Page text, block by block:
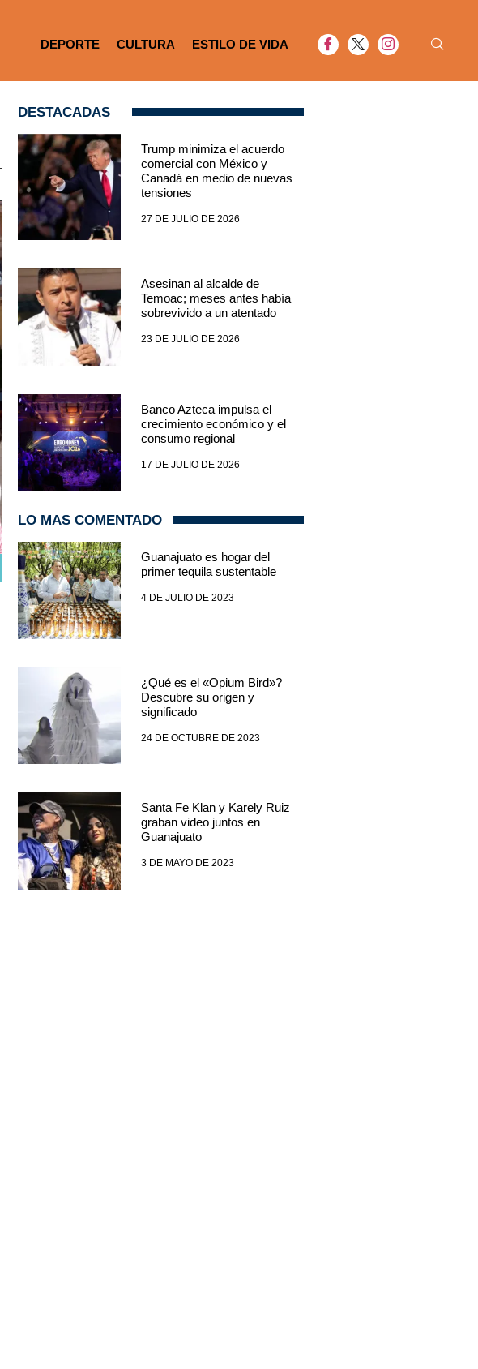
DEPORTE CULTURA ESTILO DE VIDA
DESTACADAS
Trump minimiza el acuerdo
comercial con México y
Canadá en medio de nuevas
tensiones
27 DE JULIO DE 2026
Asesinan al alcalde de
Temoac; meses antes había
sobrevivido a un atentado
23 DE JULIO DE 2026
Banco Azteca impulsa el
crecimiento económico y el
consumo regional
17 DE JULIO DE 2026
LO MAS COMENTADO
Guanajuato es hogar del
primer tequila sustentable
4 DE JULIO DE 2023
¿Qué es el «Opium Bird»?
Descubre su origen y
significado
24 DE OCTUBRE DE 2023
Santa Fe Klan y Karely Ruiz
graban video juntos en
Guanajuato
3 DE MAYO DE 2023